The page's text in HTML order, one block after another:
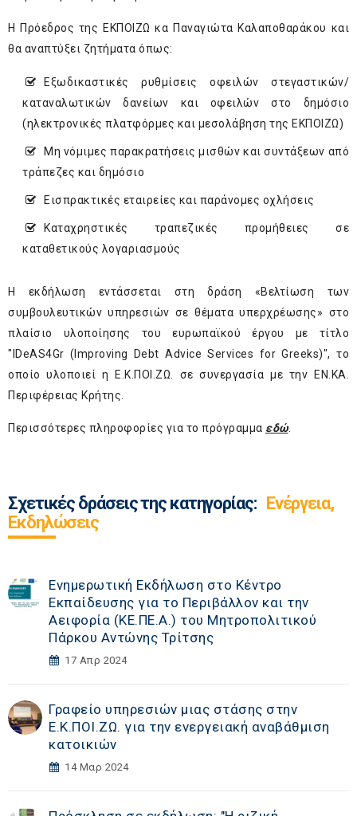
Η Πρόεδρος της ΕΚΠΟΙΖΩ κα Παναγιώτα Καλαποθαράκου και
θα αναπτύξει ζητήματα όπως:
Εξωδικαστικές ρυθμίσεις οφειλών στεγαστικών/
καταναλωτικών δανείων και οφειλών στο δημόσιο
(ηλεκτρονικές πλατφόρμες και μεσολάβηση της ΕΚΠΟΙΖΩ)
Μη νόμιμες παρακρατήσεις μισθών και συντάξεων από
τράπεζες και δημόσιο
Εισπρακτικές εταιρείες και παράνομες οχλήσεις
Καταχρηστικές τραπεζικές προμήθειες σε
καταθετικούς λογαριασμούς
Η εκδήλωση εντάσσεται στη δράση «Βελτίωση των
συμβουλευτικών υπηρεσιών σε θέματα υπερχρέωσης» στο
πλαίσιο υλοποίησης του ευρωπαϊκού έργου με τίτλο
"IDeAS4Gr (Improving Debt Advice Services for Greeks)", το
οποίο υλοποιεί η Ε.Κ.ΠΟΙ.ΖΩ. σε συνεργασία με την ΕΝ.ΚΑ.
Περιφέρειας Κρήτης.
Περισσότερες πληροφορίες για το πρόγραμμα εδώ.
Σχετικές δράσεις της κατηγορίας: Ενέργεια,
Εκδηλώσεις
Ενημερωτική Εκδήλωση στο Κέντρο
Εκπαίδευσης για το Περιβάλλον και την
Αειφορία (ΚΕ.ΠΕ.Α.) του Μητροπολιτικού
Πάρκου Αντώνης Τρίτσης
17 Απρ 2024
Γραφείο υπηρεσιών μιας στάσης στην
Ε.Κ.ΠΟΙ.ΖΩ. για την ενεργειακή αναβάθμιση
κατοικιών
14 Μαρ 2024